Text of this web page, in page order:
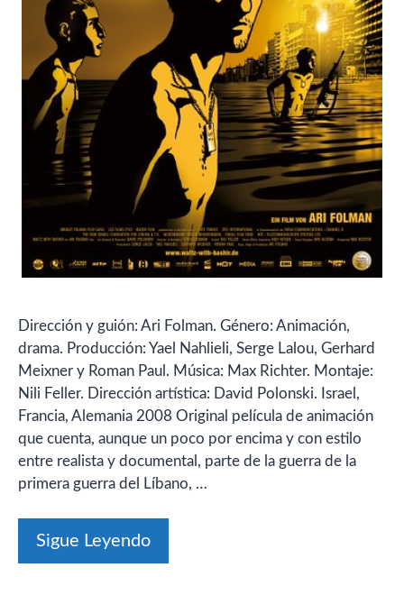
Dirección y guión: Ari Folman. Género: Animación,
drama. Producción: Yael Nahlieli, Serge Lalou, Gerhard
Meixner y Roman Paul. Música: Max Richter. Montaje:
Nili Feller. Dirección artística: David Polonski. Israel,
Francia, Alemania 2008 Original película de animación
que cuenta, aunque un poco por encima y con estilo
entre realista y documental, parte de la guerra de la
primera guerra del Líbano, …
Sigue Leyendo